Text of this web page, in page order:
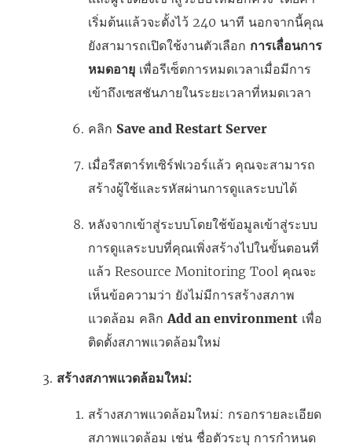
เริ่มต้นแล้วจะตั้งไว้ 240 นาที นอกจากนี้คุณ
ยังสามารถเปิดใช้งานตัวเลือก การเลื่อนการ
หมดอายุ เพื่อรีเซ็ตการหมดเวลาเมื่อมีการ
เข้าถึงเซสชันภายในระยะเวลาที่หมดเวลา
คลิก Save and Restart Server
เมื่อรีสตาร์ทเซิร์ฟเวอร์แล้ว คุณจะสามารถ
สร้างผู้ใช้และรหัสผ่านการดูแลระบบได้
หลังจากเข้าสู่ระบบโดยใช้ข้อมูลเข้าสู่ระบบ
การดูแลระบบที่คุณเพิ่งสร้างไปในขั้นตอนที่
แล้ว Resource Monitoring Tool คุณจะ
เห็นข้อความว่า ยังไม่มีการสร้างสภาพ
แวดล้อม คลิกAdd an environment เพื่อ
ติดตั้งสภาพแวดล้อมใหม่
สร้างสภาพแวดล้อมใหม่:
สร้างสภาพแวดล้อมใหม่: กรอกรายละเอียด
สภาพแวดล้อม เช่น ชื่อตัวระบุ การกำหนด